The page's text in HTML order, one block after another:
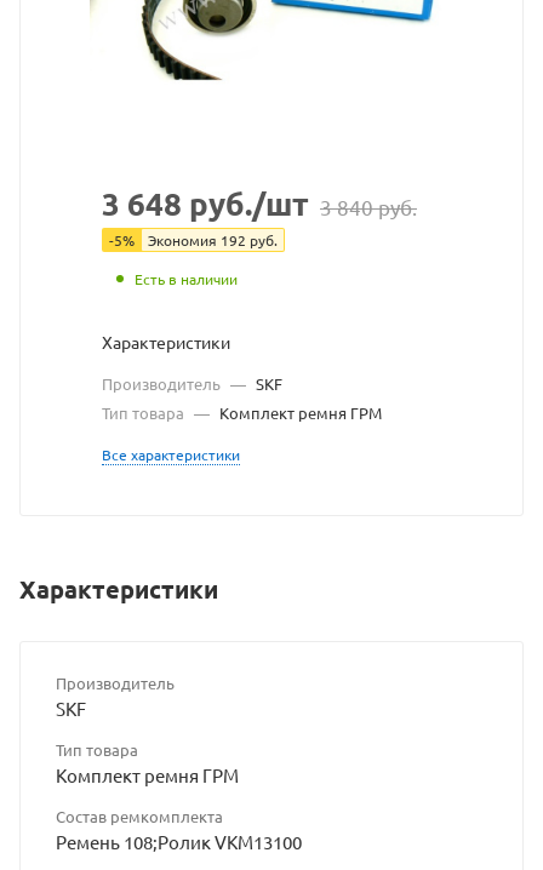
3 648 руб./шт 3 840руб.
-5% Экономия 192 руб.
Есть в наличии
Характеристики
Производитель — SKF
Тип товара — Комплект ремня ГРМ
Все характеристики
Характеристики
Производитель
SKF
Тип товара
Комплект ремня ГРМ
Состав ремкомплекта
Ремень 108;Ролик VKM13100